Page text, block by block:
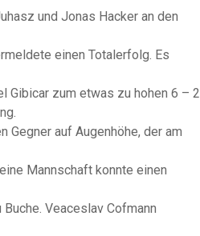
und Jonas Hacker an den
einen Totalerfolg. Es
Gibicar zum etwas zu hohen 6 – 2
Gegner auf Augenhöhe, der am
Mannschaft konnte einen
Veaceslav Cofmann